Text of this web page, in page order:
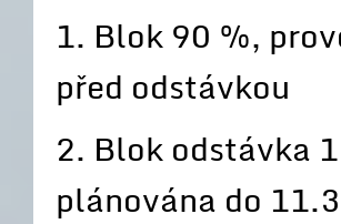
1. Blok 90 %,
před odstávkou
2. Blok odstávka
plánována do